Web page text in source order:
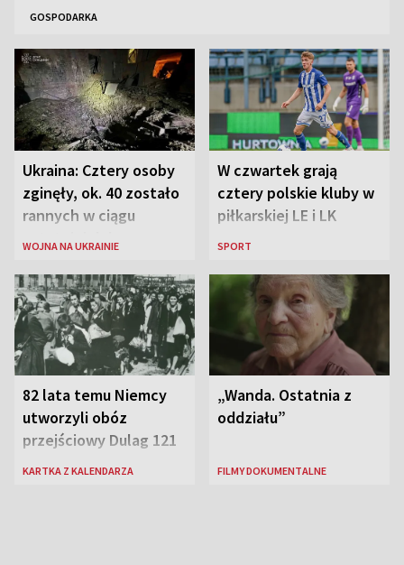
GOSPODARKA
Ukraina: Cztery osoby
zginęły, ok. 40 zostało
rannych w ciągu
WOJNA NA UKRAINIE
W czwartek grają
cztery polskie kluby w
piłkarskiej LE i LK
SPORT
82 lata temu Niemcy
utworzyli obóz
przejściowy Dulag 121
KARTKA Z KALENDARZA
„Wanda. Ostatnia z
oddziału”
FILMY DOKUMENTALNE